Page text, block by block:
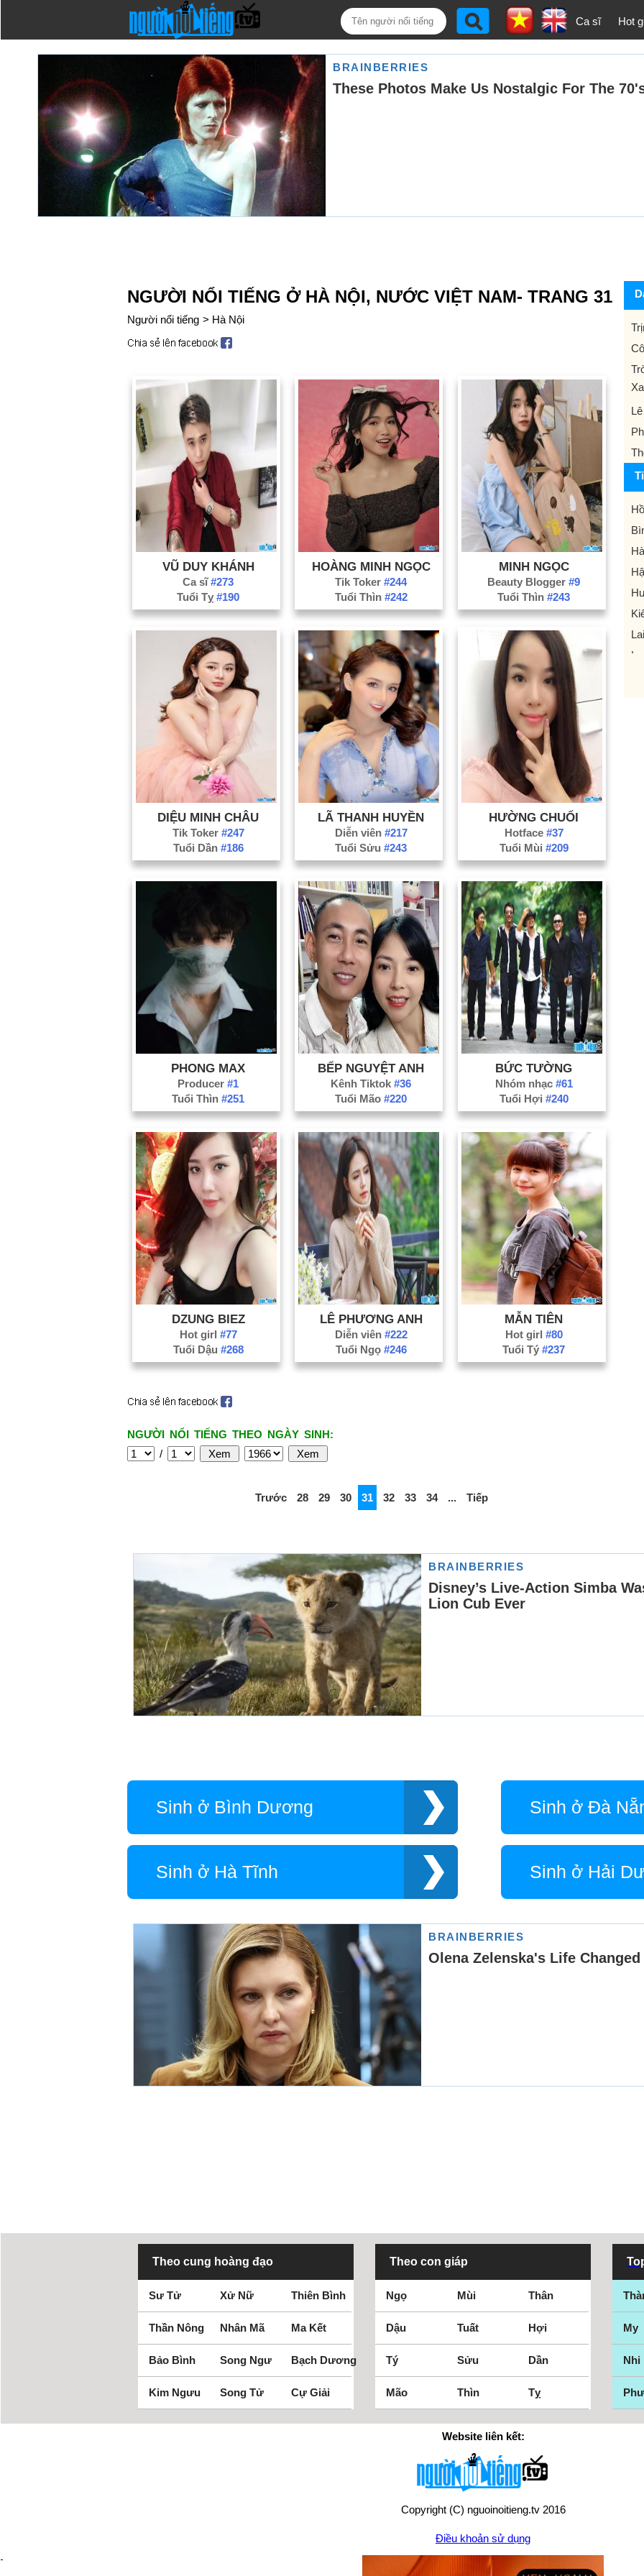
Ca sĩ Hot
NGƯỜI NỔI TIẾNG Ở HÀ NỘI, NƯỚC VIỆT NAM- TRANG 31
Người nổi tiếng > Hà Nội
VŨ DUY KHÁNH
Ca sĩ#273
Tuổi Tỵ#190
HOÀNG MINH NGỌC
Tik Toker#244
Tuổi Thìn #242
MINH NGỌC
Beauty Blogger#9
Tuổi Thìn#243
DIỆU MINH CHÂU
Tik Toker #247
Tuổi Dần #186
LÃ THANH HUYỀN
Diễn viên #217
Tuổi Sửu#243
HƯỜNG CHUỐI
Hotface #37
Tuổi Mùi #209
PHONG MAX
Producer#1
Tuổi Thìn#251
BẾP NGUYỆT ANH
Kênh Tiktok#36
Tuổi Mão#220
BỨC TƯỜNG
Nhóm nhạc #61
Tuổi Hợi #240
DZUNG BIEZ
Hot girl #77
Tuổi Dậu #268
LÊ PHƯƠNG ANH
Diễn viên #222
Tuổi Ngọ #246
MẪN TIÊN
Hot girl #80
Tuổi Tý#237
NGƯỜI NỔI TIẾNG THEO NGÀY SINH:
/
Trước 28 29 30 31 32 33 34 ... Tiếp
Sinh ở Bình Dương Sinh ở Đà
Sinh ở Hà Tĩnh Sinh ở Hải
Theo cung hoàng đạo
Sư Tử Xử Nữ Thiên Bình
Thần Nông Nhân Mã Ma Kết
Bảo Bình Song Ngư Bạch Dương
Kim Ngưu Song Tử Cự Giải
Theo con giáp
Ngọ Mùi Thân
Dậu Tuất Hợi
Tý Sửu Dần
Mão Thìn Tỵ
My
Nhi
Website liên kết:
Copyright (C) nguoinoitieng.tv 2016
Điều khoản sử dụng